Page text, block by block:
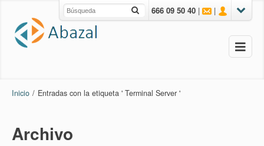
666 09 50 40 | |
Inicio / Entradas con la etiqueta ' Terminal Server '
Archivo